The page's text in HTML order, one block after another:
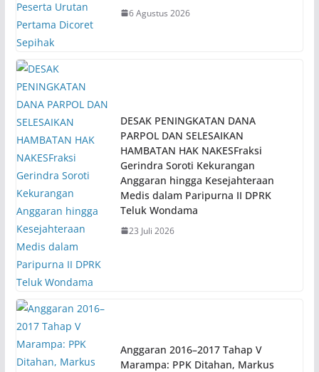
6 Agustus 2026
DESAK PENINGKATAN DANA
PARPOL DAN SELESAIKAN
HAMBATAN HAK NAKESFraksi
Gerindra Soroti Kekurangan
Anggaran hingga Kesejahteraan
Medis dalam Paripurna II DPRK
Teluk Wondama
23 Juli 2026
Anggaran 2016–2017 Tahap V
Marampa: PPK Ditahan, Markus